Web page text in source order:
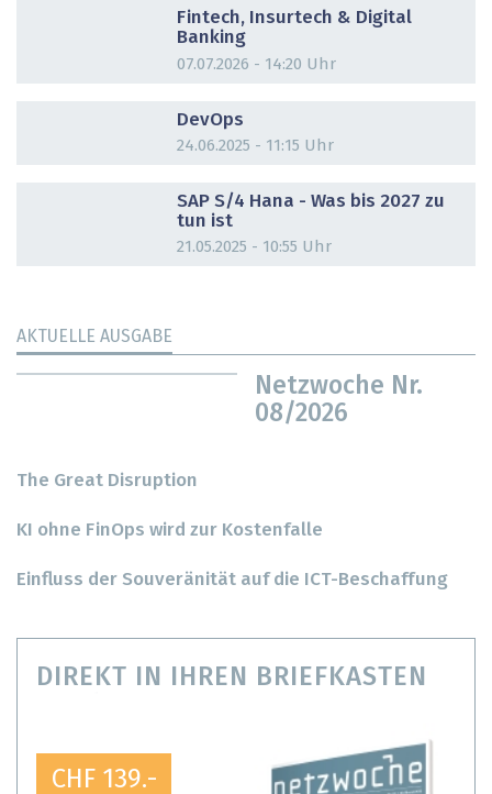
Fintech, Insurtech & Digital
Banking
07.07.2026 - 14:20 Uhr
DevOps
24.06.2025 - 11:15 Uhr
SAP S/4 Hana - Was bis 2027 zu
tun ist
21.05.2025 - 10:55 Uhr
AKTUELLE AUSGABE
Netzwoche Nr.
08/2026
The Great Disruption
KI ohne FinOps wird zur Kostenfalle
Einfluss der Souveränität auf die ICT-Beschaffung
DIREKT IN IHREN BRIEFKASTEN
CHF 139.-